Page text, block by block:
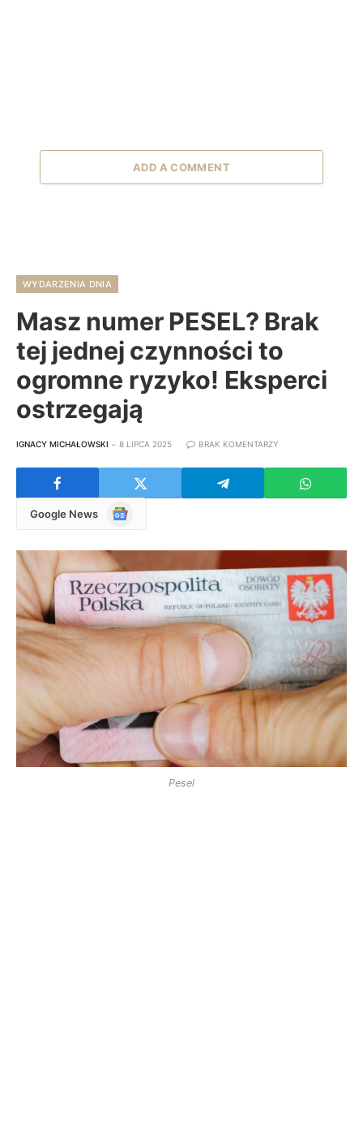
ADD A COMMENT
WYDARZENIA DNIA
Masz numer PESEL? Brak
tej jednej czynności to
ogromne ryzyko! Eksperci
ostrzegają
IGNACY MICHAŁOWSKI 8 LIPCA 2025 BRAK KOMENTARZY
Google News
Google
Pesel